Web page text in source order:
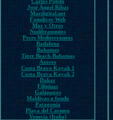
José Ángel Ribas
Mardigital.net
Famdiver Web
Mar y Otros
Nudibranquios
Peces Mediterráneos
Badalona
Bahamas
Tiger Beach-Bahamas
Azores
Costa Brava Kayak 1
Costa Brava Kayak 2
Dakar
Filipinas
Galápagos
Maldivas a fondo
Patagonia
Playa del Carmen
Venecia (Italia)